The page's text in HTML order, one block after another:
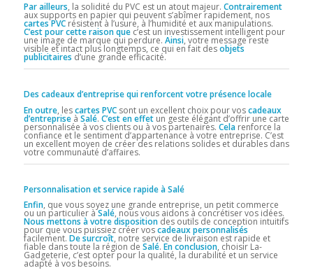
Par ailleurs, la solidité du PVC est un atout majeur. Contrairement
aux supports en papier qui peuvent s’abîmer rapidement, nos
cartes PVCrésistent à l’usure, à l’humidité et aux manipulations.
C’est pour cette raison quec’est un investissement intelligent pour
une image de marque qui perdure. Ainsi, votre message reste
visible et intact plus longtemps, ce qui en fait desobjets
publicitaires d’une grande efficacité.
Des cadeaux d’entreprise qui renforcent votre présence locale
En outre, lescartes PVCsont un excellent choix pour voscadeaux
d’entrepriseà Salé. C’est en effetun geste élégant d’offrir une carte
personnalisée à vos clients ou à vos partenaires. Celarenforce la
confiance et le sentiment d’appartenance à votre entreprise. C’est
un excellent moyen de créer des relations solides et durables dans
votre communauté d’affaires.
Personnalisation et service rapide à Salé
Enfin, que vous soyez une grande entreprise, un petit commerce
ou un particulier àSalé, nous vous aidons à concrétiser vos idées.
Nous mettons à votre dispositiondes outils de conception intuitifs
pour que vous puissiez créer voscadeaux personnalisés
facilement. De surcroît, notre service de livraison est rapide et
fiable dans toute la région de Salé. En conclusion, choisir La-
Gadgeterie, c’est opter pour la qualité, la durabilité et un service
adapté à vos besoins.